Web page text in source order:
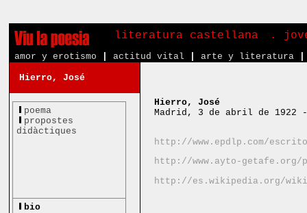
literatura castellana .
amor y erotismo actitud vital arte y literatura
Hierro, José
poema
propostes
didàctiques
bio
Hierro, José
Madrid, 3 de abril de 1922
http://www.epdlp.com/
http://www.ayto-getafe.org/
http://es.wikipedia.org/wiki/